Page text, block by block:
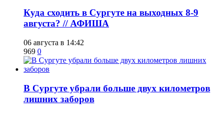
​Куда сходить в Сургуте на выходных 8-9
августа? // АФИША
06 августа в 14:42
969 0
​В Сургуте убрали больше двух километров
лишних заборов